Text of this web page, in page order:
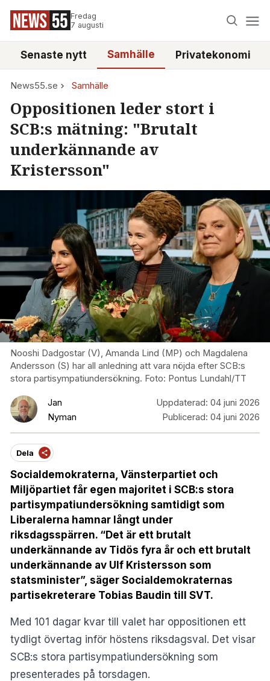
Fredag
7 augusti
Senaste nytt Samhälle Privatekonomi
News55.se Samhälle
Oppositionen leder stort i
SCB:s mätning: "Brutalt
underkännande av
Kristersson"
Nooshi Dadgostar (V), Amanda Lind (MP) och Magdalena
Andersson (S) har all anledning att vara nöjda efter SCB:s
stora partisympatiundersökning. Foto: Pontus Lundahl/TT
Jan
Nyman
Uppdaterad: 04 juni 2026
Publicerad: 04 juni 2026
Dela
Socialdemokraterna, Vänsterpartiet och
Miljöpartiet får egen majoritet i SCB:s stora
partisympatiundersökning samtidigt som
Liberalerna hamnar långt under
riksdagsspärren. “Det är ett brutalt
underkännande av Tidös fyra år och ett brutalt
underkännande av Ulf Kristersson som
statsminister”, säger Socialdemokraternas
partisekreterare Tobias Baudin till SVT.
Med 101 dagar kvar till valet har oppositionen ett
tydligt övertag inför höstens riksdagsval. Det visar
SCB:s stora partisympatiundersökning som
presenterades på torsdagen.